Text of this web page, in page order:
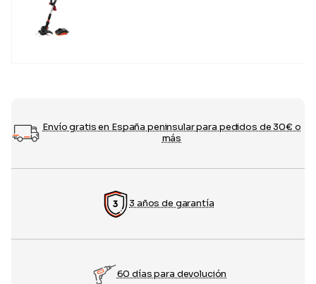
Envío gratis en España peninsular para pedidos de 30€ o
más
3 años de garantía
60 días para devolución